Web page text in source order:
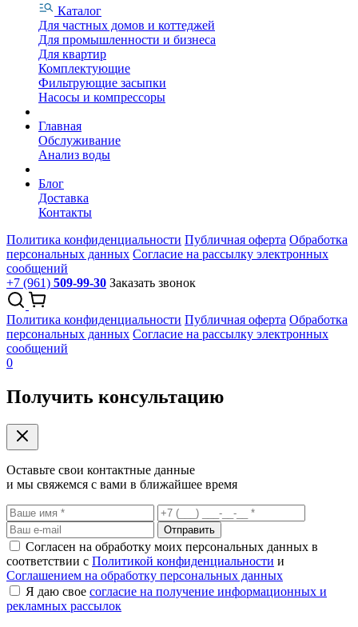
Каталог
Для частных домов и коттеджей
Для промышленности и бизнеса
Для квартир
Комплектующие
Фильтрующие засыпки
Насосы и компрессоры
Главная
Обслуживание
Анализ воды
Блог
Доставка
Контакты
Политика конфиденциальности Публичная оферта Обработка
персональных данных Согласие на рассылку электронных
сообщений
+7 (961) 509-99-30 Заказать звонок
Политика конфиденциальности Публичная оферта Обработка
персональных данных Согласие на рассылку электронных
сообщений
0
Получить консультацию
Оставьте свои контактные данные
и мы свяжемся с вами в ближайшее время
Отправить
Согласен на обработку моих персональных данных в
соответствии с Политикой конфиденциальности и
Соглашением на обработку персональных данных
Я даю свое согласие на получение информационных и
рекламных рассылок